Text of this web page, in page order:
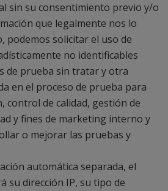
sin su consentimiento previo y/o
que legalmente nos lo
podemos solicitar el uso de
no identificables
de prueba sin tratar y otra
en el proceso de prueba para
control de calidad, gestión de
y fines de marketing interno y
o mejorar las pruebas y
automática separada, el
su dirección IP, su tipo de